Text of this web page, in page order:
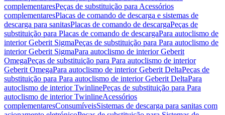
complementaresPeças de substituição para Acessórios
complementaresPlacas de comando de descarga e sistemas de
descarga para sanitasPlacas de comando de descargaPeças de
substituição para Placas de comando de descargaPara autoclismo de
interior Geberit SigmaPeças de substituição para Para autoclismo de
interior Geberit SigmaPara autoclismo de interior Geberit
OmegaPeças de substituição para Para autoclismo de interior
Geberit OmegaPara autoclismo de interior Geberit DeltaPeças de
substituição para Para autoclismo de interior Geberit DeltaPara
autoclismo de interior TwinlinePeças de substituição para Para
autoclismo de interior TwinlineAcessórios
complementaresConsumíveisSistemas de descarga para sanitas com